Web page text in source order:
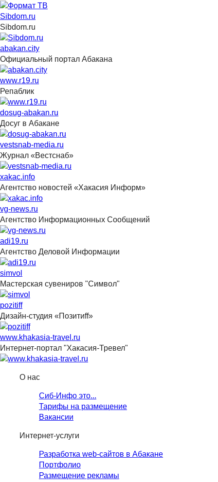
Sibdom.ru
Sibdom.ru
abakan.city
Официальный портал Абакана
www.r19.ru
Репаблик
dosug-abakan.ru
Досуг в Абакане
vestsnab-media.ru
Журнал «Вестснаб»
xakac.info
Агентство новостей «Хакасия Информ»
vg-news.ru
Агентство Информационных Сообщений
adi19.ru
Агентство Деловой Информации
simvol
Мастерская сувениров "Символ"
pozitiff
Дизайн-студия «Позитиff»
www.khakasia-travel.ru
Интернет-портал "Хакасия-Тревел"
О нас
Сиб-Инфо это...
Тарифы на размещение
Вакансии
Интернет-услуги
Разработка web-сайтов в Абакане
Портфолио
Размещение рекламы